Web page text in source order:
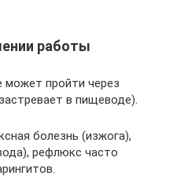
работы
может пройти через
в пищеводе).
болезнь (изжога),
рефлюкс часто